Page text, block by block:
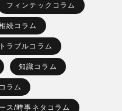
フィンテックコラム
続コラム
トラブルコラム
知識コラム
ラム
ス/時事ネタコラム